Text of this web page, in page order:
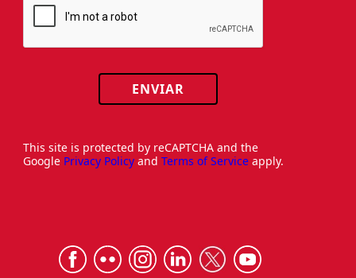
ENVIAR
This site is protected by reCAPTCHA and the
Google Privacy Policy and Terms of Service apply.